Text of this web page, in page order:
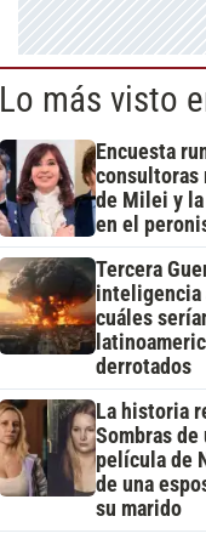
Lo más visto
Encuesta
consultoras
de Milei y
en el
Tercera
cuáles
derrotados
La historia
Sombras de
película de
de una
su marido